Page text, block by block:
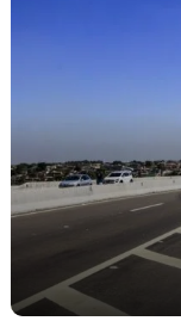
18
Maurilio